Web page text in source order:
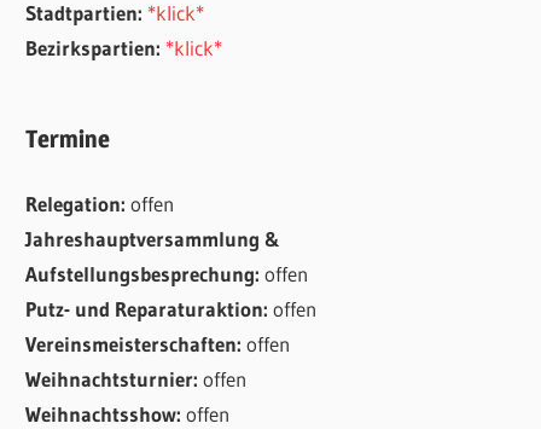
Stadtpartien: *klick*
Bezirkspartien: *klick*
Termine
Relegation:offen
Jahreshauptversammlung &
Aufstellungsbesprechung:offen
Putz- und Reparaturaktion:offen
Vereinsmeisterschaften:offen
Weihnachtsturnier:offen
Weihnachtsshow:offen